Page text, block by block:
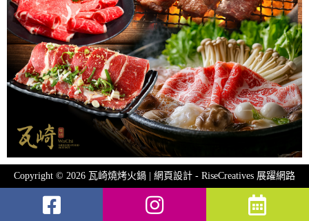
Copyright © 2026 瓦崎燒烤火鍋 | 網頁設計 - RiseCreatives 展躍網路